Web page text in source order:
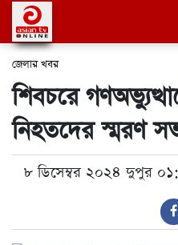
জেলার খবর
শিবচরে
নিহতদের স্মরণ
৮ ডিসেম্বর ২০২৪ দুপুর